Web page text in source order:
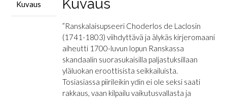
Kuvaus Kuvaus
”Ranskalaisupseeri Choderlos de Laclosin
(1741-1803) viihdyttävä ja älykäs kirjeromaani
aiheutti 1700-luvun lopun Ranskassa
skandaalin suorasukaisilla paljastuksillaan
yläluokan eroottisista seikkailuista.
Tosiasiassa piirileikin ydin ei ole seksi saati
rakkaus, vaan kilpailu vaikutusvallasta ja